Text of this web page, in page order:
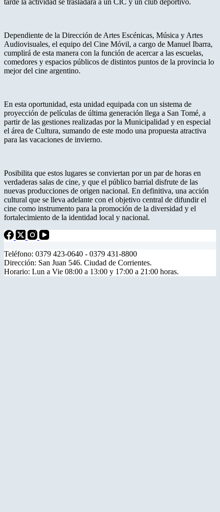
Dependiente de la Dirección de Artes Escénicas, Música y Artes
Audiovisuales, el equipo del Cine Móvil, a cargo de Manuel Ibarra,
cumplirá de esta manera con la función de acercar a las escuelas,
comedores y espacios públicos de distintos puntos de la provincia lo
mejor del cine argentino.
En esta oportunidad, esta unidad equipada con un sistema de
proyección de películas de última generación llega a San Tomé, a
partir de las gestiones realizadas por la Municipalidad y en especial
el área de Cultura, sumando de este modo una propuesta atractiva
para las vacaciones de invierno.
Posibilita que estos lugares se conviertan por un par de horas en
verdaderas salas de cine, y que el público barrial disfrute de las
nuevas producciones de origen nacional. En definitiva, una acción
cultural que se lleva adelante con el objetivo central de difundir el
cine como instrumento para la promoción de la diversidad y el
fortalecimiento de la identidad local y nacional.
Teléfono: 0379 423-0640 - 0379 431-8800
Dirección: San Juan 546. Ciudad de Corrientes.
Horario: Lun a Vie 08:00 a 13:00 y 17:00 a 21:00 horas.